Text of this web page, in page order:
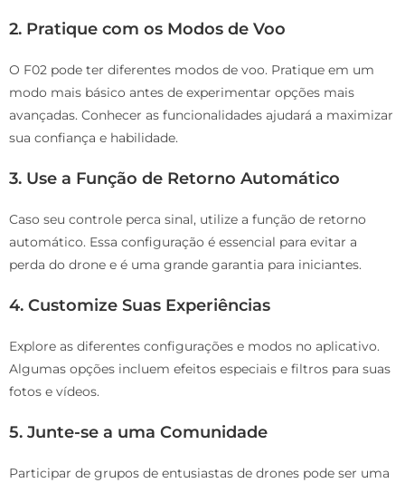
2. Pratique com os Modos de Voo
O F02 pode ter diferentes modos de voo. Pratique em um
modo mais básico antes de experimentar opções mais
avançadas. Conhecer as funcionalidades ajudará a maximizar
sua confiança e habilidade.
3. Use a Função de Retorno Automático
Caso seu controle perca sinal, utilize a função de retorno
automático. Essa configuração é essencial para evitar a
perda do drone e é uma grande garantia para iniciantes.
4. Customize Suas Experiências
Explore as diferentes configurações e modos no aplicativo.
Algumas opções incluem efeitos especiais e filtros para suas
fotos e vídeos.
5. Junte-se a uma Comunidade
Participar de grupos de entusiastas de drones pode ser uma